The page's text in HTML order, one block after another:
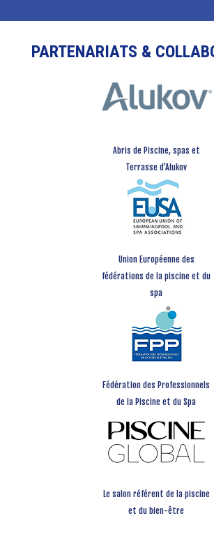
PARTENARIATS &
Abris de Piscine, spas et
Terrasse d’Alukov
Union Européenne des
fédérations de la piscine et du
spa
Fédération des Professionnels
de la Piscine et du Spa
Le salon référent de la piscine
et du bien-être